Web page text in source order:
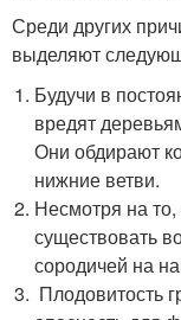
Среди других
выделяют
Будучи в
вредят
Они обдирают
нижние ветви.
Несмотря на
существовать
сородичей на
Плодовитость